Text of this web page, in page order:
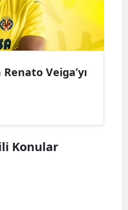
Veiga’yı
Konular